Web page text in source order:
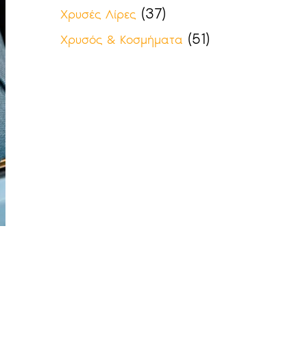
Χρυσές Λίρες (37)
Χρυσός & Κοσμήματα (51)